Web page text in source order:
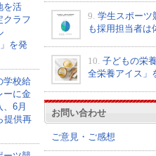
を活
クラフ
を発
学校給
ーに金
、6月
提供再
9. 学生スポーツ
も採用担当者は
10. 子どもの栄
全栄養アイス」
お問い合わせ
ご意見・ご感想